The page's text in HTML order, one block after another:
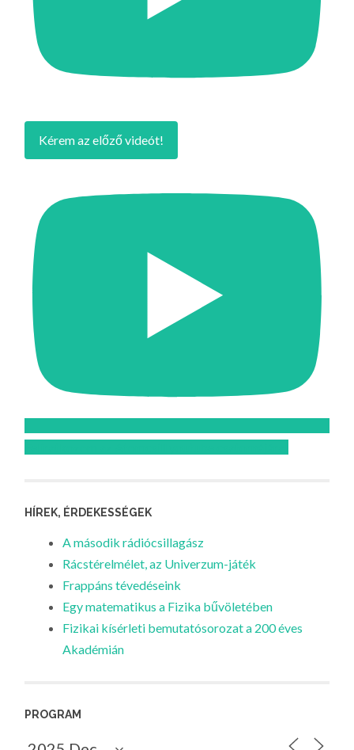
Kérem az előző videót!
HÍREK, ÉRDEKESSÉGEK
A második rádiócsillagász
Rácstérelmélet, az Univerzum-játék
Frappáns tévedéseink
Egy matematikus a Fizika bűvöletében
Fizikai kísérleti bemutatósorozat a 200 éves
Akadémián
PROGRAM